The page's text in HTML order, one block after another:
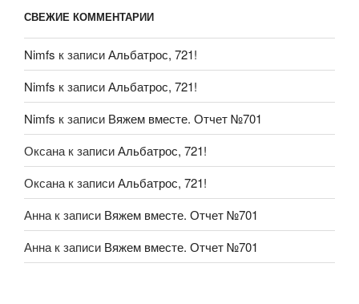
СВЕЖИЕ КОММЕНТАРИИ
Nimfs к записиАльбатрос, 721!
Nimfs к записиАльбатрос, 721!
Nimfs к записи Вяжем вместе. Отчет №701
Оксана к записиАльбатрос, 721!
Оксана к записиАльбатрос, 721!
Анна к записи Вяжем вместе. Отчет №701
Анна к записи Вяжем вместе. Отчет №701